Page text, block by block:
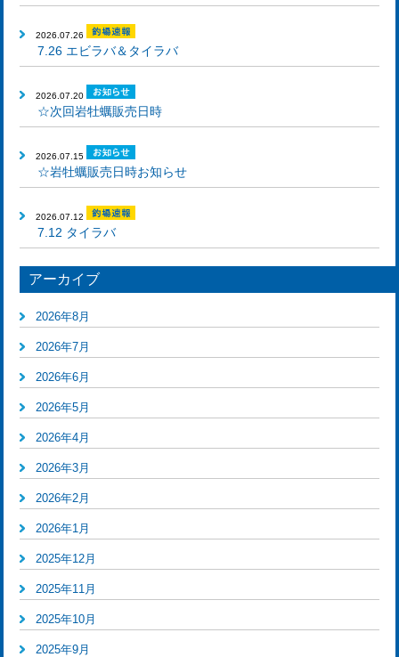
2026.07.26
7.26 エビラバ＆タイラバ
2026.07.20
☆次回岩牡蠣販売日時
2026.07.15
☆岩牡蠣販売日時お知らせ
2026.07.12
7.12 タイラバ
アーカイブ
2026年8月
2026年7月
2026年6月
2026年5月
2026年4月
2026年3月
2026年2月
2026年1月
2025年12月
2025年11月
2025年10月
2025年9月